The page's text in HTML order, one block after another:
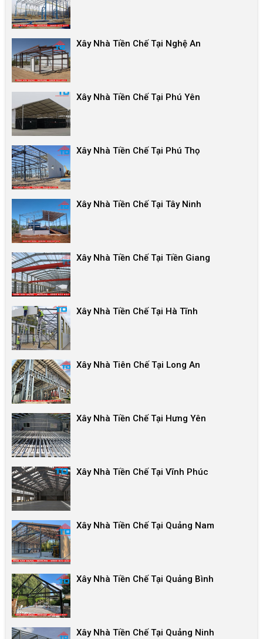
Xây Nhà Tiền Chế Tại Nghệ An
Xây Nhà Tiền Chế Tại Phú Yên
Xây Nhà Tiền Chế Tại Phú Thọ
Xây Nhà Tiền Chế Tại Tây Ninh
Xây Nhà Tiền Chế Tại Tiền Giang
Xây Nhà Tiền Chế Tại Hà Tĩnh
Xây Nhà Tiên Chế Tại Long An
Xây Nhà Tiền Chế Tại Hưng Yên
Xây Nhà Tiền Chế Tại Vĩnh Phúc
Xây Nhà Tiền Chế Tại Quảng Nam
Xây Nhà Tiền Chế Tại Quảng Bình
Xây Nhà Tiền Chế Tại Quảng Ninh